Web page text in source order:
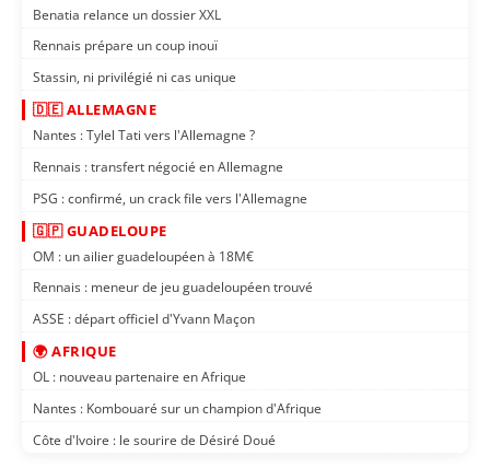
Benatia relance un dossier XXL
Rennais prépare un coup inouï
Stassin, ni privilégié ni cas unique
🇩🇪 ALLEMAGNE
Nantes : Tylel Tati vers l'Allemagne ?
Rennais : transfert négocié en Allemagne
PSG : confirmé, un crack file vers l'Allemagne
🇬🇵 GUADELOUPE
OM : un ailier guadeloupéen à 18M€
Rennais : meneur de jeu guadeloupéen trouvé
ASSE : départ officiel d'Yvann Maçon
🌍 AFRIQUE
OL : nouveau partenaire en Afrique
Nantes : Kombouaré sur un champion d'Afrique
Côte d'Ivoire : le sourire de Désiré Doué